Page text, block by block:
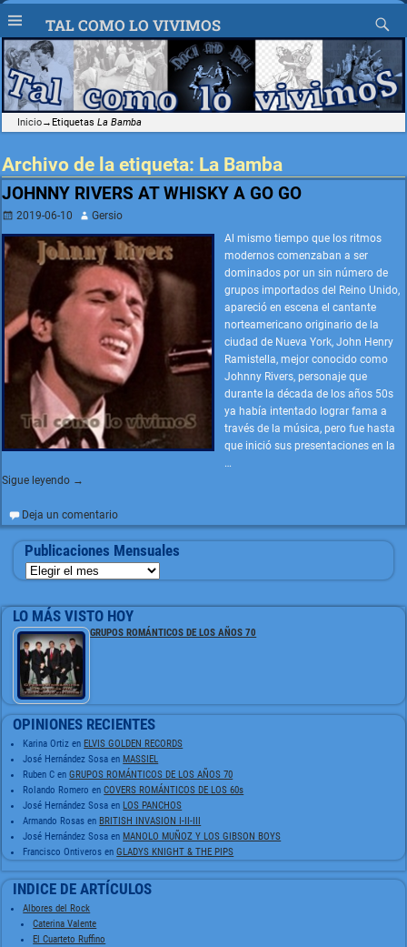
TAL COMO LO VIVIMOS
Inicio→EtiquetasLa Bamba
Archivo de la etiqueta: La Bamba
JOHNNY RIVERS AT WHISKY A GO GO
2019-06-10
Gersio
Al mismo tiempo que los ritmos
modernos comenzaban a ser
dominados por un sin número de
grupos importados del Reino Unido,
apareció en escena el cantante
norteamericano originario de la
ciudad de Nueva York, John Henry
Ramistella, mejor conocido como
Johnny Rivers, personaje que
durante la década de los años 50s
ya había intentado lograr fama a
través de la música, pero fue hasta
que inició sus presentaciones en la
…
Sigue leyendo →
Deja un comentario
Publicaciones Mensuales
LO MÁS VISTO HOY
GRUPOS ROMÁNTICOS DE LOS AÑOS 70
OPINIONES RECIENTES
Karina Ortiz enELVIS GOLDEN RECORDS
José Hernández Sosa enMASSIEL
Ruben C enGRUPOS ROMÁNTICOS DE LOS AÑOS 70
Rolando Romero enCOVERS ROMÁNTICOS DE LOS 60s
José Hernández Sosa enLOS PANCHOS
Armando Rosas enBRITISH INVASION I-II-III
José Hernández Sosa enMANOLO MUÑOZ Y LOS GIBSON BOYS
Francisco Ontiveros enGLADYS KNIGHT & THE PIPS
INDICE DE ARTÍCULOS
Albores del Rock
Caterina Valente
El Cuarteto Ruffino